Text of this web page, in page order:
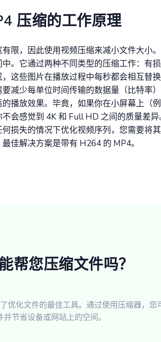
压缩的工作原理
限，因此使用视频压缩来减小文件大小
。它通过两种不同类型的压缩工作：有
这些图片在播放过程中每秒都会相互替
减少每单位时间传输的数据量（比特率
播放效果。毕竟，如果你在小屏幕上（
会感觉到 4K 和 Full HD 之间的质量差
损失的情况下优化视频序列，您需要将
佳解决方案是带有 H264 的 MP4。
帮您压缩文件吗？
优化文件的最佳工具。通过使用压缩器，您
并节省设备或网站上的空间。